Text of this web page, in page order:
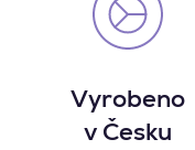
Vyrobeno
v Česku